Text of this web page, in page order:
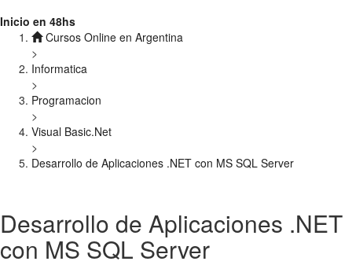
Inicio en 48hs
Cursos Online en Argentina
>
Informatica
>
Programacion
>
Visual Basic.Net
>
Desarrollo de Aplicaciones .NET con MS SQL Server
Desarrollo de Aplicaciones .NET
con MS SQL Server